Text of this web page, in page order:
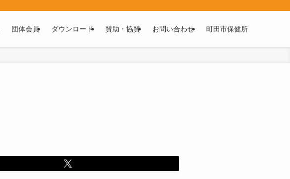
団体会員 ダウンロード 賛助・協賛 お問い合わせ 町田市保健所